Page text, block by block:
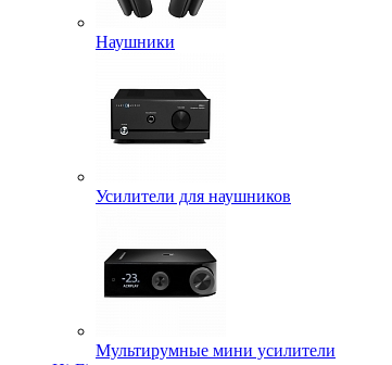
Наушники
Усилители для наушников
Мультирумные мини усилители